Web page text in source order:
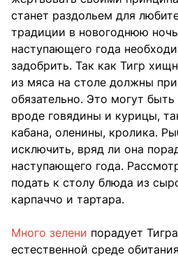
станет раздольем для
традиции в новогоднюю
наступающего года
задобрить. Так как Тигр
из мяса на столе должны
обязательно. Это могут
вроде говядины и курицы,
кабана, оленины, кролика.
исключить, вряд ли она
наступающего года.
подать к столу блюда из
карпаччо и тартара.
Много зелени порадует
естественной среде